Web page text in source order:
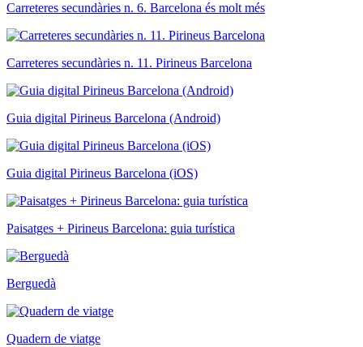
Carreteres secundàries n. 6. Barcelona és molt més
Carreteres secundàries n. 11. Pirineus Barcelona
Guia digital Pirineus Barcelona (Android)
Guia digital Pirineus Barcelona (iOS)
Paisatges + Pirineus Barcelona: guia turística
Berguedà
Quadern de viatge